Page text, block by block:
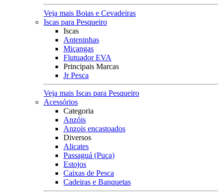
Veja mais Boias e Cevadeiras
Iscas para Pesqueiro
Iscas
Anteninhas
Miçangas
Flutuador EVA
Principais Marcas
Jr Pesca
Veja mais Iscas para Pesqueiro
Acessórios
Categoria
Anzóis
Anzois encastoados
Diversos
Alicates
Passaguá (Puça)
Estojos
Caixas de Pesca
Cadeiras e Banquetas